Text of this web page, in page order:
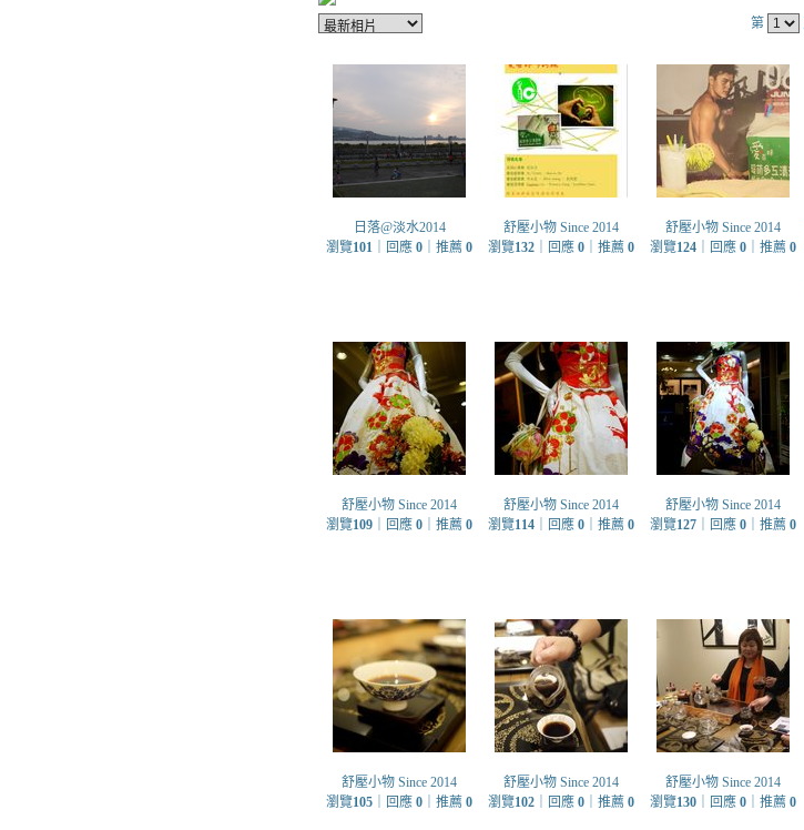
第
日落@淡水2014
瀏覽101 ｜回應 0 ｜推薦 0
舒壓小物 Since 2014
瀏覽132 ｜回應 0 ｜推薦 0
舒壓小物 Since 2014
瀏覽124 ｜回應 0 ｜推薦 0
舒壓小物 Since 2014
瀏覽109 ｜回應 0 ｜推薦 0
舒壓小物 Since 2014
瀏覽114 ｜回應 0 ｜推薦 0
舒壓小物 Since 2014
瀏覽127 ｜回應 0 ｜推薦 0
舒壓小物 Since 2014
瀏覽105 ｜回應 0 ｜推薦 0
舒壓小物 Since 2014
瀏覽102 ｜回應 0 ｜推薦 0
舒壓小物 Since 2014
瀏覽130 ｜回應 0 ｜推薦 0